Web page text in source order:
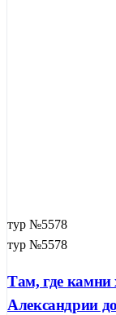
тур №5578
тур №5578
Там, где камни
Александрии